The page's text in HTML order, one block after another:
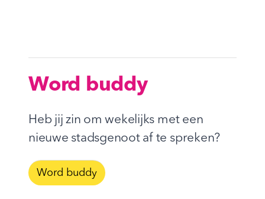
Word buddy
Heb jij zin om wekelijks met een
nieuwe stadsgenoot af te spreken?
Word buddy